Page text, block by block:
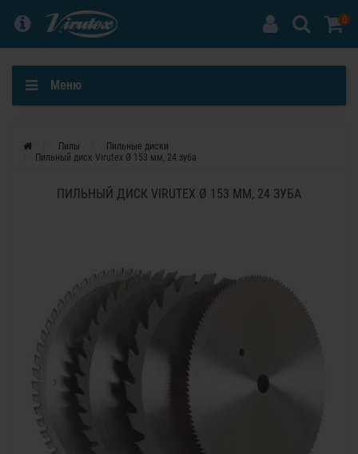
0
Меню
Пилы
Пильные диски
Пильный диск Virutex Ø 153 мм, 24 зуба
ПИЛЬНЫЙ ДИСК VIRUTEX Ø 153 ММ, 24 ЗУБА